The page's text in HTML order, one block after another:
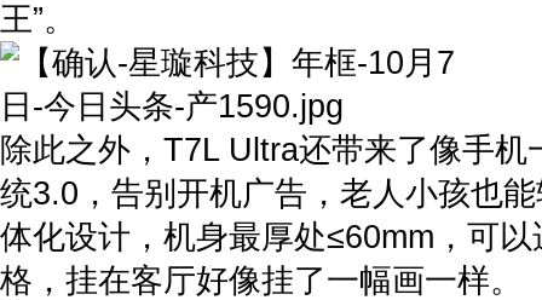
王”。
除此之外，T7L Ultra还带来了像手机
统3.0，告别开机广告，老人小孩也
体化设计，机身最厚处≤60mm，可
格，挂在客厅好像挂了一幅画一样。